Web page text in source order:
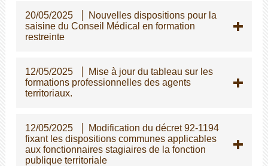
20/05/2025
Nouvelles dispositions pour la
saisine du Conseil Médical en formation
restreinte
12/05/2025
Mise à jour du tableau sur les
formations professionnelles des agents
territoriaux.
12/05/2025
Modification du décret 92-1194
fixant les dispositions communes applicables
aux fonctionnaires stagiaires de la fonction
publique territoriale